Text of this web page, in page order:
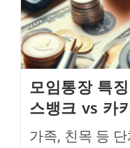
모임통장 특
스뱅크 vs 카
가족, 친목 등